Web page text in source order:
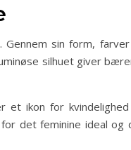
sin form,
silhuet giver
et ikon for
det feminine ideal og